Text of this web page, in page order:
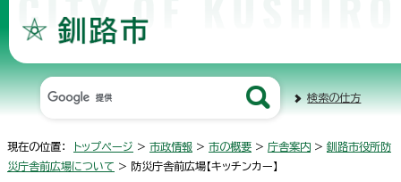
検索の仕方
現在の位置： トップページ > 市政情報 > 市の概要 > 庁舎案内 > 釧路市役所防
災庁舎前広場について > 防災庁舎前広場【キッチンカー】